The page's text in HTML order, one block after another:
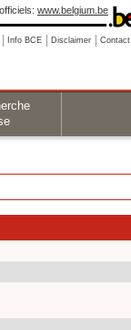
www.belgium.be
Info BCE Disclaimer Contact